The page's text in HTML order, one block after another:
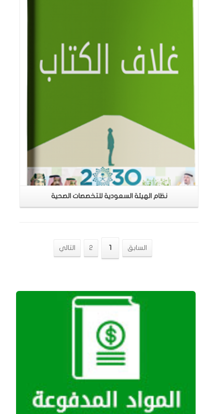
نظام الهيئة السعودية للتخصصات الصحية
السابق 1
2 التالي